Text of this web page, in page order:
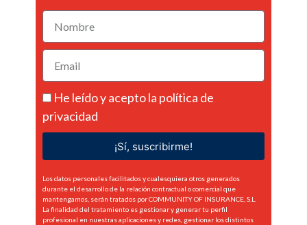
He leído y acepto la política de
privacidad
¡Sí, suscribirme!
Los datos personales facilitados y cualesquiera otros generados
durante el desarrollo de la relación contractual o comercial que
mantengamos, serán tratados por COMMUNITY OF INSURANCE, S.L.
La finalidad del tratamiento es gestionar y generar tu perfil
profesional en nuestras aplicaciones y redes, gestionar los distintos